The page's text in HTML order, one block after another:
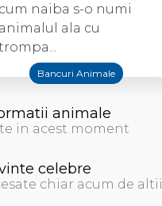
cum naiba s-o numi
animalul ala cu
Bancuri Animale
animale
in acest moment
celebre
chiar acum de altii